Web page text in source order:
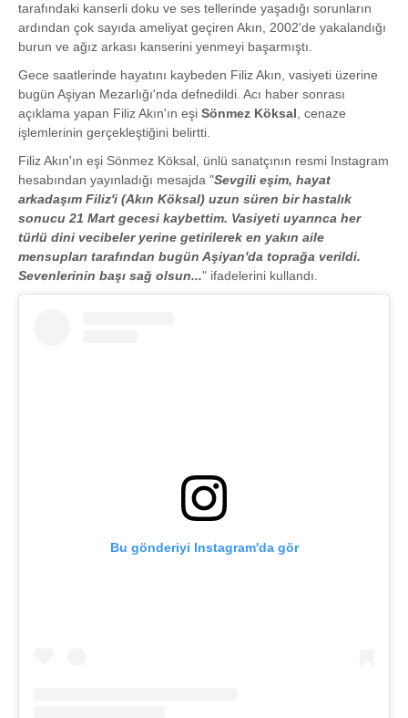
tarafındaki kanserli doku ve ses tellerinde yaşadığı sorunların
ardından çok sayıda ameliyat geçiren Akın, 2002'de yakalandığı
burun ve ağız arkası kanserini yenmeyi başarmıştı.
Gece saatlerinde hayatını kaybeden Filiz Akın, vasiyeti üzerine
bugün Aşiyan Mezarlığı'nda defnedildi. Acı haber sonrası
açıklama yapan Filiz Akın'ın eşi Sönmez Köksal, cenaze
işlemlerinin gerçekleştiğini belirtti.
Filiz Akın'ın eşi Sönmez Köksal, ünlü sanatçının resmi Instagram
hesabından yayınladığı mesajda "Sevgili eşim, hayat
arkadaşım Filiz'i (Akın Köksal) uzun süren bir hastalık
sonucu 21 Mart gecesi kaybettim. Vasiyeti uyarınca her
türlü dini vecibeler yerine getirilerek en yakın aile
mensupları tarafından bugün Aşiyan'da toprağa verildi.
Sevenlerinin başı sağ olsun..." ifadelerini kullandı.
Bu gönderiyi Instagram'da gör